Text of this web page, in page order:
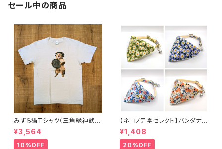
セール中の商品
みずら猫Tシャツ（三角縁神獣
鏡） ネコ ねこ 銅鏡 古代 貫頭
衣 古墳
¥3,564
10%OFF
【ネコノテ堂セレクト】バンダナ付
き ペット首輪 花柄4種類
パープル グリーン ピンク
ブルー 犬 猫
¥1,408
20%OFF